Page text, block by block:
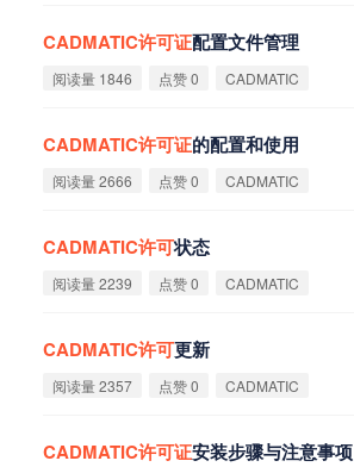
CADMATIC许可证配置文件管理
阅读量 1846 点赞 0 CADMATIC
CADMATIC许可证的配置和使用
阅读量 2666 点赞 0 CADMATIC
CADMATIC许可状态
阅读量 2239 点赞 0 CADMATIC
CADMATIC许可更新
阅读量 2357 点赞 0 CADMATIC
CADMATIC许可证安装步骤与注意事项